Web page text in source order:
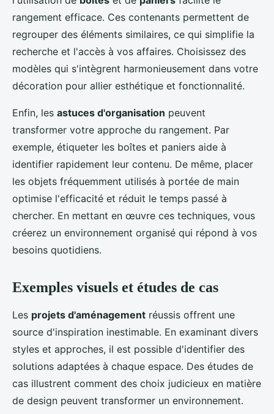
rangement efficace. Ces contenants permettent de
regrouper des éléments similaires, ce qui simplifie la
recherche et l'accès à vos affaires. Choisissez des
modèles qui s'intègrent harmonieusement dans votre
décoration pour allier esthétique et fonctionnalité.
Enfin, les astuces d'organisation peuvent
transformer votre approche du rangement. Par
exemple, étiqueter les boîtes et paniers aide à
identifier rapidement leur contenu. De même, placer
les objets fréquemment utilisés à portée de main
optimise l'efficacité et réduit le temps passé à
chercher. En mettant en œuvre ces techniques, vous
créerez un environnement organisé qui répond à vos
besoins quotidiens.
Exemples visuels et études de cas
Les projets d'aménagement réussis offrent une
source d'inspiration inestimable. En examinant divers
styles et approches, il est possible d'identifier des
solutions adaptées à chaque espace. Des études de
cas illustrent comment des choix judicieux en matière
de design peuvent transformer un environnement.